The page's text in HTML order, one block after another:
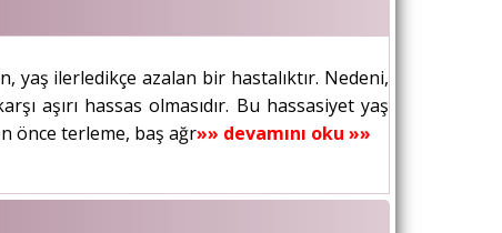
yaş ilerledikçe azalan bir hastalıktır. Nedeni,
aşırı hassas olmasıdır. Bu hassasiyet yaş
terleme, baş ağrısı ve...»» devamını oku »»